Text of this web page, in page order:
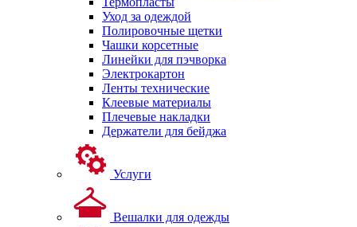
Уход за одеждой
Полировочные щетки
Чашки корсетные
Линейки для пэчворка
Электрокартон
Ленты технические
Клеевые материалы
Плечевые накладки
Держатели для бейджа
Услуги
Вешалки для одежды